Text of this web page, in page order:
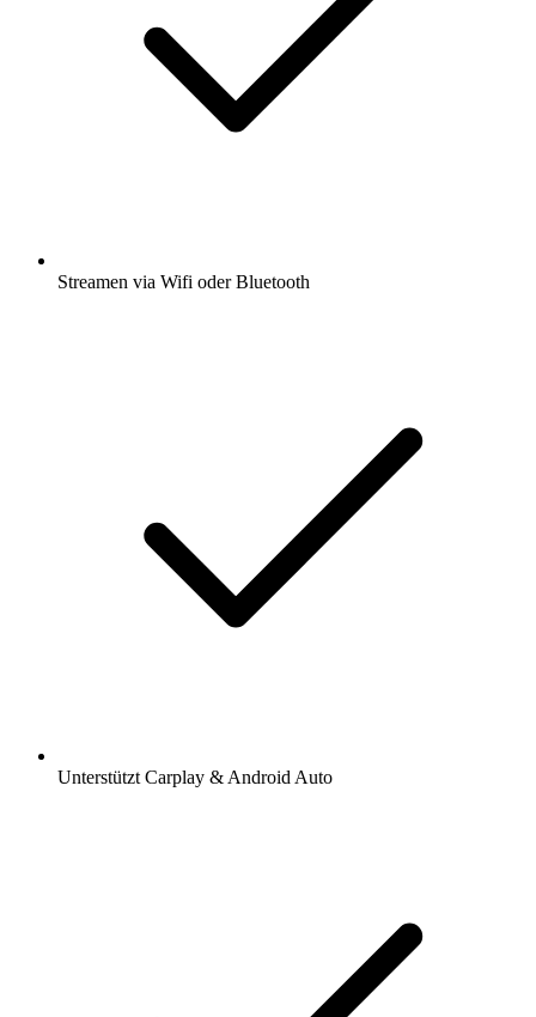
Streamen via Wifi oder Bluetooth
Unterstützt Carplay & Android Auto